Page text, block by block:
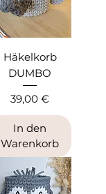
Häkelkorb
DUMBO
Preis
39,00 €
In den
Warenkorb